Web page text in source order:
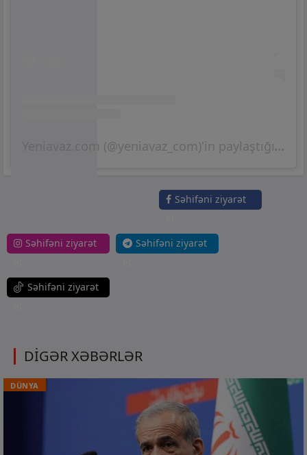
Yeniavaz.com (@yeniavaz_com)'in paylaştığı bir gönderi
Səhifəni ziyarət
Səhifəni ziyarət
Səhifəni ziyarət
Səhifəni ziyarət
DİGƏR XƏBƏRLƏR
DÜNYA